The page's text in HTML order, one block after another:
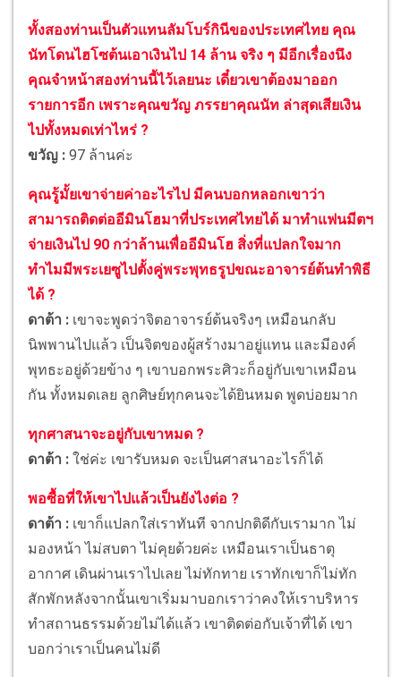
ทั้งสองท่านเป็นตัวแทนลัมโบร์กินีของประเทศไทย คุณ
นัทโดนไฮโซต้นเอาเงินไป 14 ล้าน จริง ๆ มีอีกเรื่องนึง
คุณจำหน้าสองท่านนี้ไว้เลยนะ เดี๋ยวเขาต้องมาออก
รายการอีก เพราะคุณขวัญ ภรรยาคุณนัท ล่าสุดเสียเงิน
ไปทั้งหมดเท่าไหร่ ?
ขวัญ : 97 ล้านค่ะ
คุณรู้มั้ยเขาจ่ายค่าอะไรไป มีคนบอกหลอกเขาว่า
สามารถติดต่ออีมินโฮมาที่ประเทศไทยได้ มาทำแฟนมีตฯ
จ่ายเงินไป 90 กว่าล้านเพื่ออีมินโฮ สิ่งที่แปลกใจมาก
ทำไมมีพระเยซูไปตั้งคู่พระพุทธรูปขณะอาจารย์ต้นทำพิธี
ได้ ?
ดาต้า : เขาจะพูดว่าจิตอาจารย์ต้นจริงๆ เหมือนกลับ
นิพพานไปแล้ว เป็นจิตของผู้สร้างมาอยู่แทน และมีองค์
พุทธะอยู่ด้วยข้าง ๆ เขาบอกพระศิวะก็อยู่กับเขาเหมือน
กัน ทั้งหมดเลย ลูกศิษย์ทุกคนจะได้ยินหมด พูดบ่อยมาก
ทุกศาสนาจะอยู่กับเขาหมด ?
ดาต้า : ใช่ค่ะ เขารับหมด จะเป็นศาสนาอะไรก็ได้
พอซื้อที่ให้เขาไปแล้วเป็นยังไงต่อ ?
ดาต้า : เขาก็แปลกใส่เราทันที จากปกติดีกับเรามาก ไม่
มองหน้า ไม่สบตา ไม่คุยด้วยค่ะ เหมือนเราเป็นธาตุ
อากาศ เดินผ่านเราไปเลย ไม่ทักทาย เราทักเขาก็ไม่ทัก
สักพักหลังจากนั้นเขาเริ่มมาบอกเราว่าคงให้เราบริหาร
ทำสถานธรรมด้วยไม่ได้แล้ว เขาติดต่อกับเจ้าที่ได้ เขา
บอกว่าเราเป็นคนไม่ดี